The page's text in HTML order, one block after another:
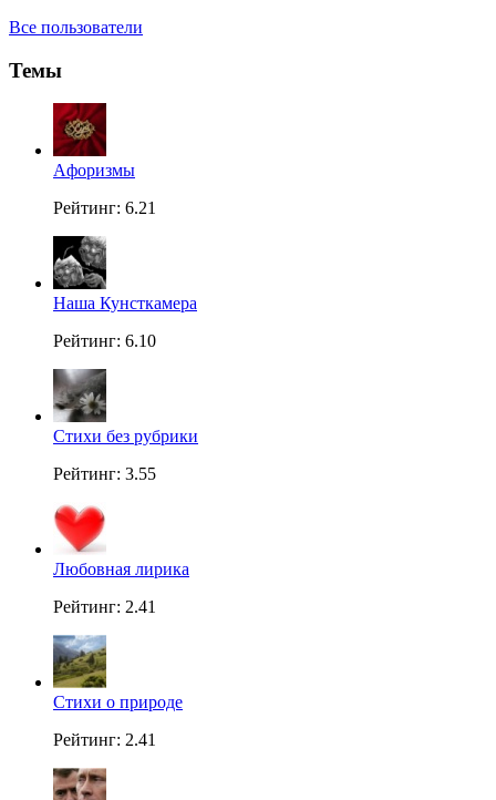
Все пользователи
Темы
Aфоризмы
Рейтинг: 6.21
Наша Кунсткамера
Рейтинг: 6.10
Стихи без рубрики
Рейтинг: 3.55
Любовная лирика
Рейтинг: 2.41
Стихи о природе
Рейтинг: 2.41